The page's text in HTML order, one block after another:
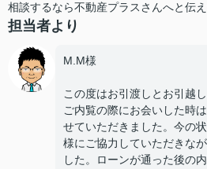
相談するなら不動産プラスさんへと伝
担当者より
M.M様
この度はお引渡しとお引越
ご内覧の際にお会いした時
せていただきました。今の
様にご協力していただきな
した。ローンが通った後の